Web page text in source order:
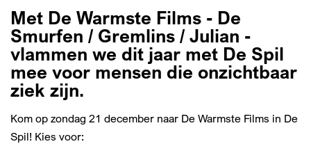
Met De Warmste Films - De
Smurfen / Gremlins / Julian -
vlammen we dit jaar met De Spil
mee voor mensen die onzichtbaar
ziek zijn.
Kom op zondag 21 december naar De Warmste Films in De
Spil! Kies voor: